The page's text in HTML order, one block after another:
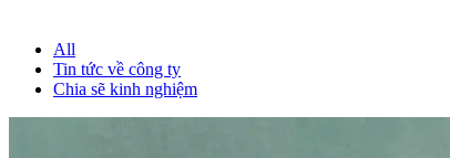
All
Tin tức về công ty
Chia sẽ kinh nghiệm